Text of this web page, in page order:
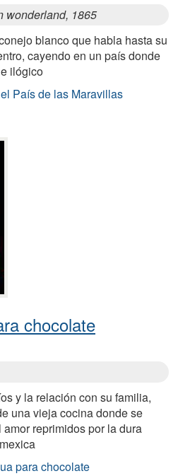
wonderland, 1865
blanco que habla hasta su
cayendo en un país donde
ilógico
País de las Maravillas
chocolate
y la relación con su familia,
una vieja cocina donde se
reprimidos por la dura
para chocolate